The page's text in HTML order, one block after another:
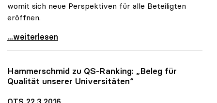
womit sich neue Perspektiven für alle Beteiligten
eröffnen.
MORE perspectives: Zusätzliches uniko-Angebot für
...weiterlesen
Hammerschmid zu QS-Ranking: „Beleg für
Qualität unserer Universitäten“